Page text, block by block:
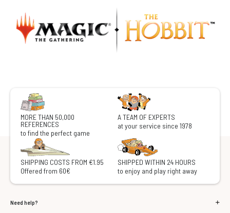
MORE THAN 50,000
REFERENCES
to find the perfect game
A TEAM OF EXPERTS
at your service since 1978
SHIPPING COSTS FROM €1.95
Offered from 60€
SHIPPED WITHIN 24 HOURS
to enjoy and play right away
Need help?